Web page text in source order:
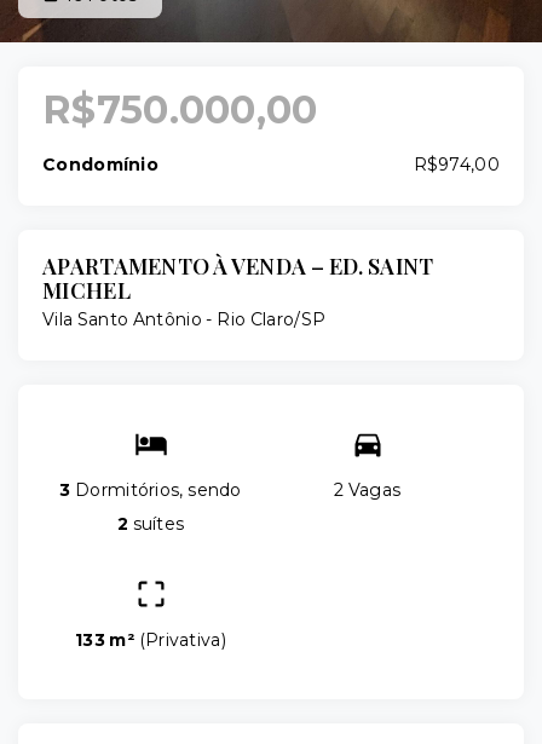
R$750.000,00
Condomínio R$974,00
APARTAMENTO À VENDA – ED. SAINT
MICHEL
Vila Santo Antônio - Rio Claro/SP
3 Dormitórios, sendo
2 suítes
2 Vagas
133 m² (Privativa)